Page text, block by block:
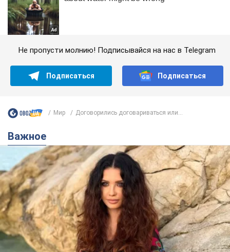
Не пропусти молнию! Подписывайся на нас в Telegram
Подписаться Подписаться
Мир Договорились договариваться или...
Важное